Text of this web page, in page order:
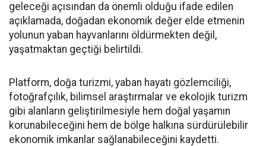
geleceği açısından da önemli olduğu ifade edilen
açıklamada, doğadan ekonomik değer elde etmenin
yolunun yaban hayvanlarını öldürmekten değil,
yaşatmaktan geçtiği belirtildi.
Platform, doğa turizmi, yaban hayatı gözlemciliği,
fotoğrafçılık, bilimsel araştırmalar ve ekolojik turizm
gibi alanların geliştirilmesiyle hem doğal yaşamın
korunabileceğini hem de bölge halkına sürdürülebilir
ekonomik imkanlar sağlanabileceğini kaydetti.